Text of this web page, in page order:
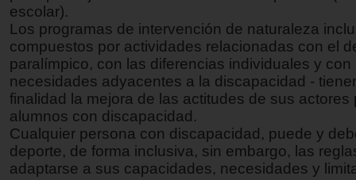
escolar).
Los programas de intervención de naturaleza
compuestos por actividades relacionadas con el
paralímpico, con las diferencias individuales y con
necesidades adyacentes a la discapacidad -
finalidad la mejora de las actitudes de sus actores
alumnos con discapacidad.
Cualquier persona con discapacidad, puede y
deporte, de forma inclusiva, sin embargo, las
adaptarse a sus capacidades, necesidades y